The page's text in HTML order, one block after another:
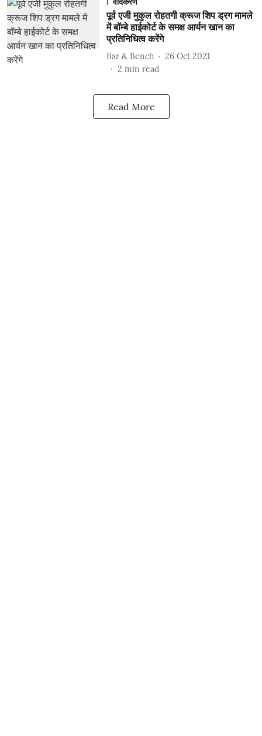
पूर्व एजी मुकुल रोहतगी क्रूज शिप ड्रग मामले
में बॉम्बे हाईकोर्ट के समक्ष आर्यन खान का
प्रतिनिधित्व करेंगे
Bar & Bench
26 Oct 2021
2 min read
Read More